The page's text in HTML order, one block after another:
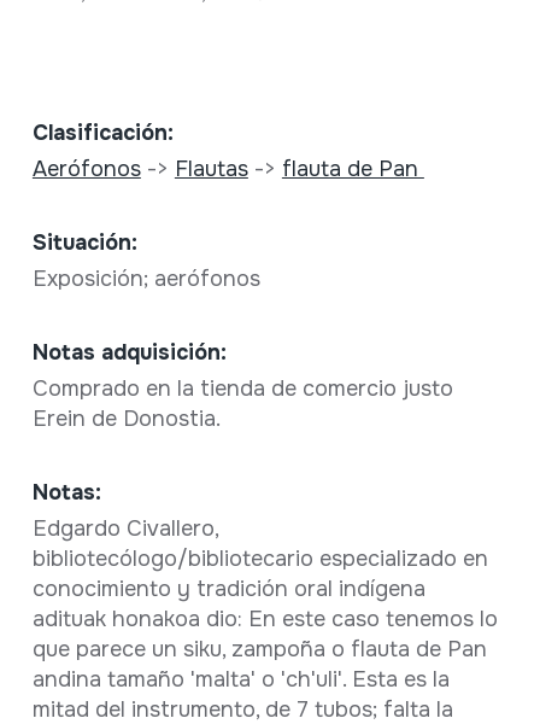
Clasificación:
Aerófonos-> Flautas-> flauta de Pan
Situación:
Exposición; aerófonos
Notas adquisición:
Comprado en la tienda de comercio justo
Erein de Donostia.
Notas:
Edgardo Civallero,
bibliotecólogo/bibliotecario especializado en
conocimiento y tradición oral indígena
adituak honakoa dio: En este caso tenemos lo
que parece un siku, zampoña o flauta de Pan
andina tamaño 'malta' o 'ch'uli'. Esta es la
mitad del instrumento, de 7 tubos; falta la